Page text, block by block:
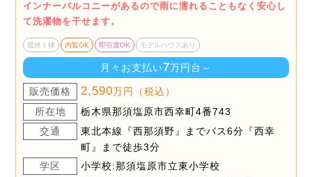
インナーバルコニーがあるので雨に濡れることもなく安心し
て洗濯物を干せます。
最終１棟 内覧OK 即引渡OK モデルハウスあり
月々お支払い7万円台～
販売価格 2,590万円（税込）
所在地
栃木県那須塩原市西幸町4番743
交通
東北本線『西那須野』までバス6分『西幸
町』まで徒歩3分
学区
小学校:那須塩原市立東小学校